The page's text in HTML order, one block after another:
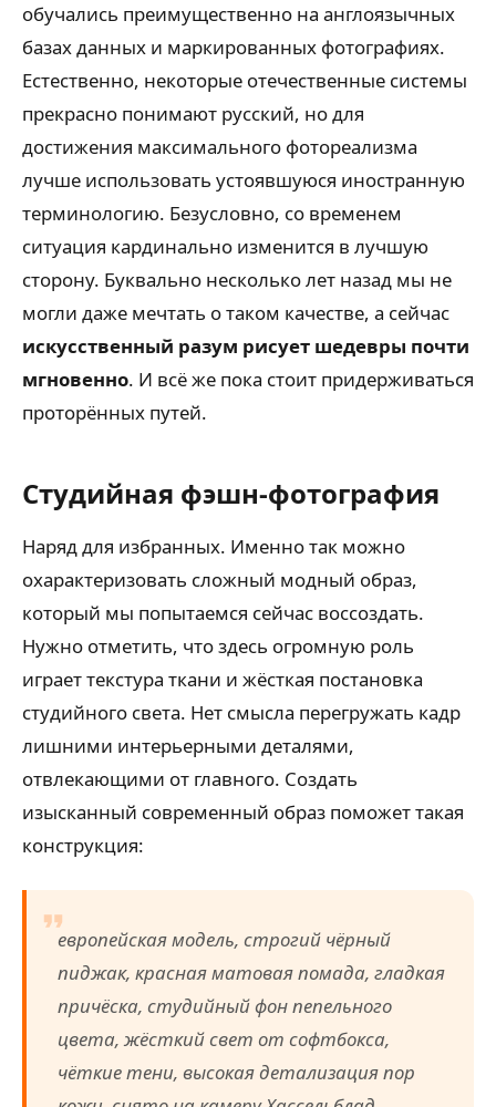
обучались преимущественно на англоязычных
базах данных и маркированных фотографиях.
Естественно, некоторые отечественные системы
прекрасно понимают русский, но для
достижения максимального фотореализма
лучше использовать устоявшуюся иностранную
терминологию. Безусловно, со временем
ситуация кардинально изменится в лучшую
сторону. Буквально несколько лет назад мы не
могли даже мечтать о таком качестве, а сейчас
искусственный разум рисует шедевры почти
мгновенно. И всё же пока стоит придерживаться
проторённых путей.
Студийная фэшн-фотография
Наряд для избранных. Именно так можно
охарактеризовать сложный модный образ,
который мы попытаемся сейчас воссоздать.
Нужно отметить, что здесь огромную роль
играет текстура ткани и жёсткая постановка
студийного света. Нет смысла перегружать кадр
лишними интерьерными деталями,
отвлекающими от главного. Создать
изысканный современный образ поможет такая
конструкция:
европейская модель, строгий чёрный
пиджак, красная матовая помада, гладкая
причёска, студийный фон пепельного
цвета, жёсткий свет от софтбокса,
чёткие тени, высокая детализация пор